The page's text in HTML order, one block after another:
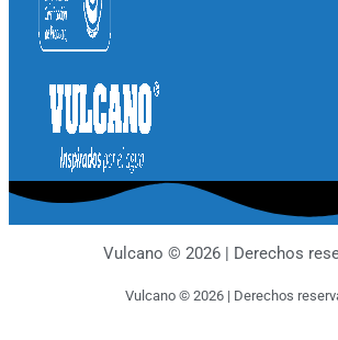
Vulcano © 2026 | Derechos
Vulcano © 2026 | Derechos